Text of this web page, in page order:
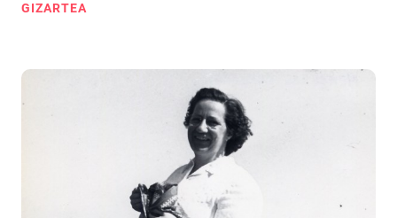
GIZARTEA